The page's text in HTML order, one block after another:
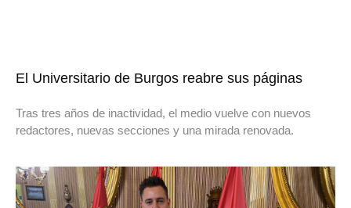
El Universitario de Burgos reabre sus páginas
Tras tres años de inactividad, el medio vuelve con nuevos
redactores, nuevas secciones y una mirada renovada.